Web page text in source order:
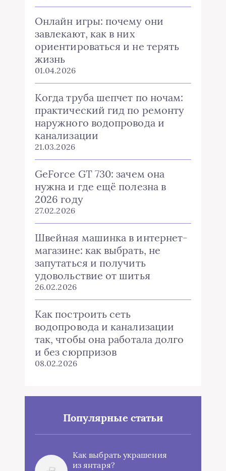
Онлайн игры: почему они
завлекают, как в них
ориентироваться и не терять
жизнь
01.04.2026
Когда труба шепчет по ночам:
практический гид по ремонту
наружного водопровода и
канализации
21.03.2026
GeForce GT 730: зачем она
нужна и где ещё полезна в
2026 году
27.02.2026
Швейная машинка в интернет-
магазине: как выбрать, не
запутаться и получить
удовольствие от шитья
26.02.2026
Как построить сеть
водопровода и канализации
так, чтобы она работала долго
и без сюрпризов
08.02.2026
Популярные статьи
Как выбрать украшения
из янтаря?